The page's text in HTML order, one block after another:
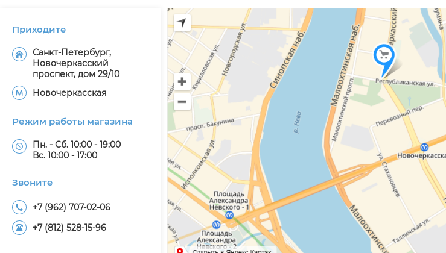
Приходите
Санкт-Петербург,
Новочеркасский
проспект, дом 29/10
Новочеркасская
Режим работы магазина
Пн. - Сб. 10:00 - 19:00
Вс. 10:00 - 17:00
Звоните
+7 (962) 707-02-06
+7 (812) 528-15-96